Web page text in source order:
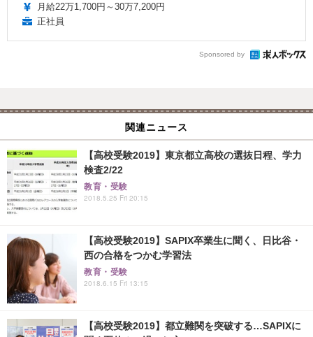
月給22万1,700円～30万7,200円
正社員
Sponsored by
関連ニュース
【高校受験2019】東京都立高校の選抜日程、学力
検査2/22
教育・受験
2018.5.25 Fri 20:15
【高校受験2019】SAPIX卒業生に聞く、日比谷・
西の合格をつかむ学習法
教育・受験
2018.6.15 Fri 13:15
【高校受験2019】都立難関を突破する…SAPIXに